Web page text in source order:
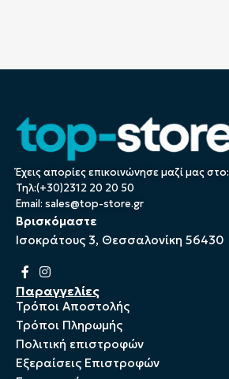
Έχεις απορίες επικοινώνησε μαζί μας στο:
Τηλ:(+30)2312 20 20 50
Email: sales@top-store.gr
Βρισκόμαστε
Ισοκράτους 3, Θεσσαλονίκη 56430
Παραγγελίες
Τρόποι Αποστολής
Τρόποι Πληρωμής
Πολιτική επιστροφών
Εξεραίσεις Επιστροφών